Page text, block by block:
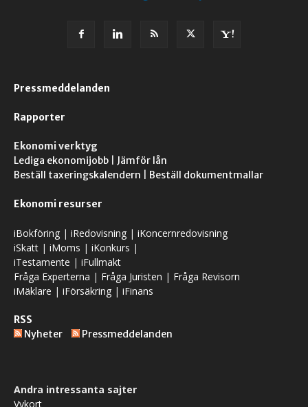
Pressmeddelanden
Rapporter
Ekonomi verktyg
Lediga ekonomijobb
Jämför lån
Beställ taxeringskalendern
Beställ dokumentmallar
Ekonomi resurser
iBokföring | iRedovisning | iKoncernredovisning
iSkatt | iMoms | iKonkurs |
iTestamente | iFullmakt
Fråga Experterna | Fråga Juristen | Fråga Revisorn
iMäklare | iFörsäkring | iFinans
RSS
Nyheter
Pressmeddelanden
Andra intressanta sajter
Vykort